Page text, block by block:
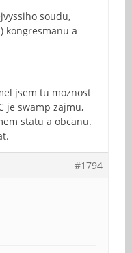
soudu,
kongresmanu a
jsem tu moznost
je swamp zajmu,
statu a obcanu.
#1794